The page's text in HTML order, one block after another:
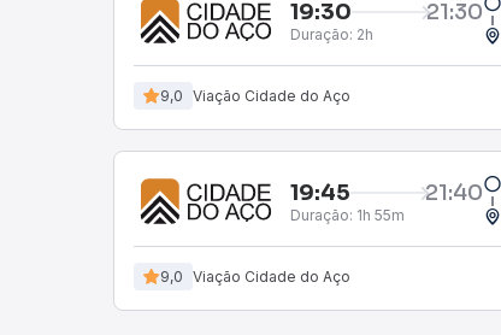
19:30 21:30
Duração: 2h
9,0 Viação Cidade do Aço
19:45 21:40
Duração: 1h 55m
9,0 Viação Cidade do Aço